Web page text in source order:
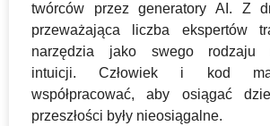
twórców przez generatory AI. Z
przeważająca liczba ekspertów
narzędzia jako swego rodzaju
intuicji. Człowiek i kod
współpracować, aby osiągać
przeszłości były nieosiągalne.